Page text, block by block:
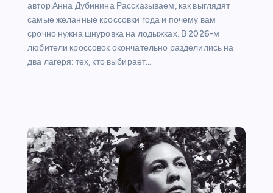
автор Анна Дубинина Рассказываем, как выглядят
самые желанные кроссовки года и почему вам
срочно нужна шнуровка на лодыжках. В 2026-м
любители кроссовок окончательно разделились на
два лагеря: тех, кто выбирает…